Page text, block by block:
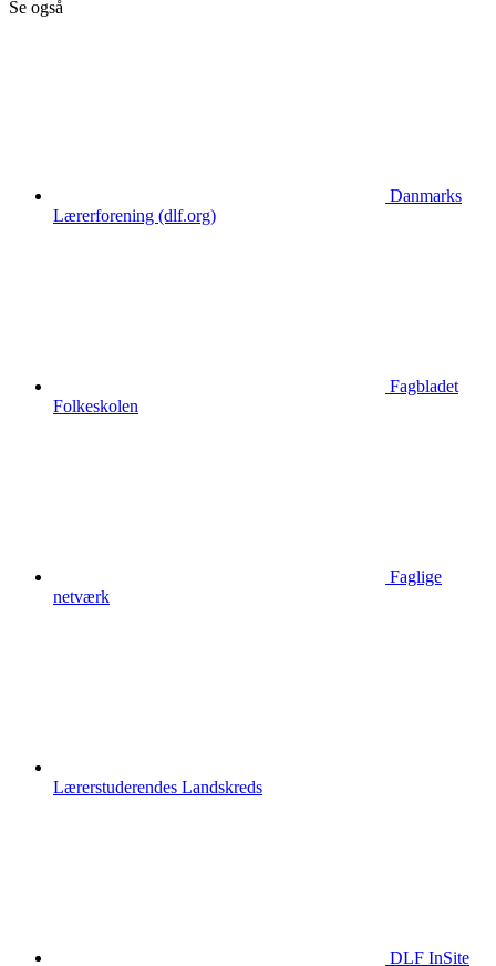
Se også
Danmarks
Lærerforening (dlf.org)
Fagbladet
Folkeskolen
Faglige
netværk
Lærerstuderendes Landskreds
DLF InSite